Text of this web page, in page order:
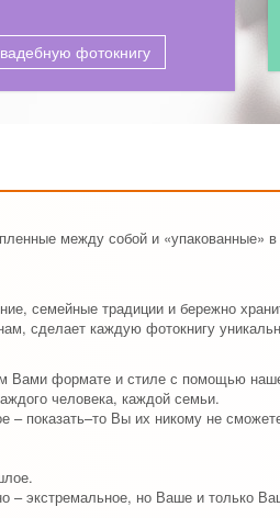
фотокнигу
между собой и «упакованные»
семейные традиции и бережно
сделает каждую фотокнигу
Вами формате и стиле с помощью
человека, каждой семьи.
показать–то Вы их никому не
– экстремальное, но Ваше и только